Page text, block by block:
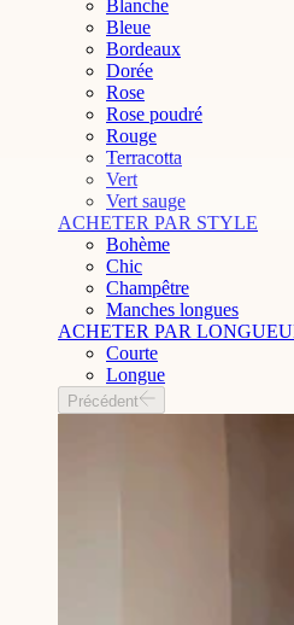
Blanche
Bleue
Bordeaux
Dorée
Rose
Rose poudré
Rouge
Terracotta
Vert
Vert sauge
ACHETER PAR STYLE
Bohème
Chic
Champêtre
Manches longues
ACHETER PAR
Courte
Longue
Précédent